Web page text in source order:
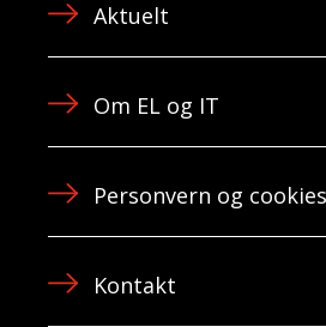
Aktuelt
Om EL og IT
Personvern og cookies
Kontakt